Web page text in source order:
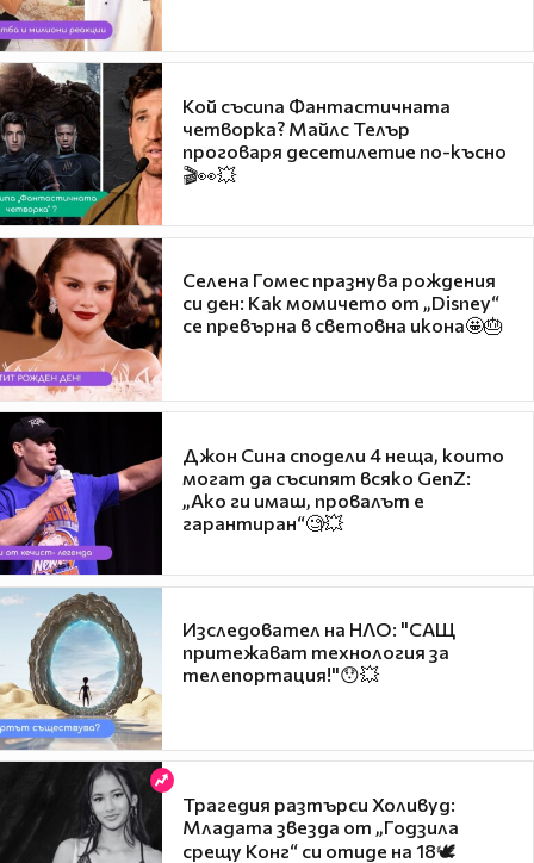
Кой съсипа Фантастичната
четворка? Майлс Телър
проговаря десетилетие по-късно
🎬👀💥
Селена Гомес празнува рождения
си ден: Как момичето от „Disney“
се превърна в световна икона🤩🎂
Джон Сина сподели 4 неща, които
могат да съсипят всяко GenZ:
„Ако ги имаш, провалът е
гарантиран“🧐💥
Изследовател на НЛО: "САЩ
притежават технология за
телепортация!"😯💥
Трагедия разтърси Холивуд:
Младата звезда от „Годзила
срещу Конг“ си отиде на 18🕊️